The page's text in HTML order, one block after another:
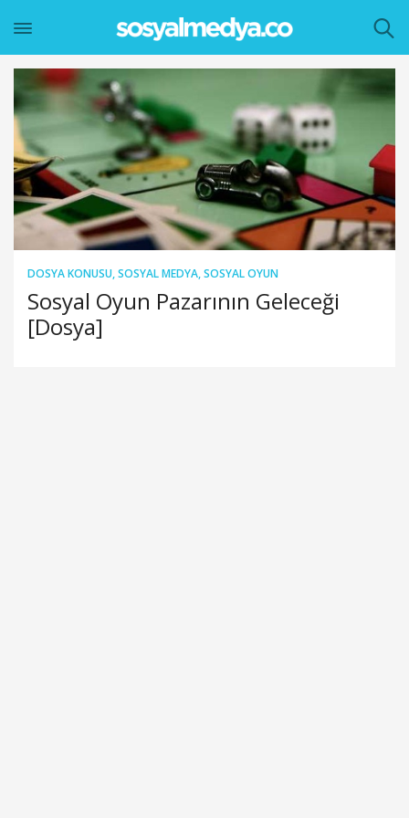
DOSYA KONUSU,SOSYAL MEDYA,SOSYAL OYUN
Sosyal Oyun Pazarının Geleceği
[Dosya]